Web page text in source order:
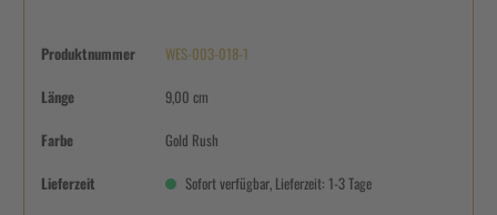
Produktnummer WES-003-018-1
Länge 9,00 cm
Farbe Gold Rush
Lieferzeit Sofort verfügbar, Lieferzeit: 1-3 Tage